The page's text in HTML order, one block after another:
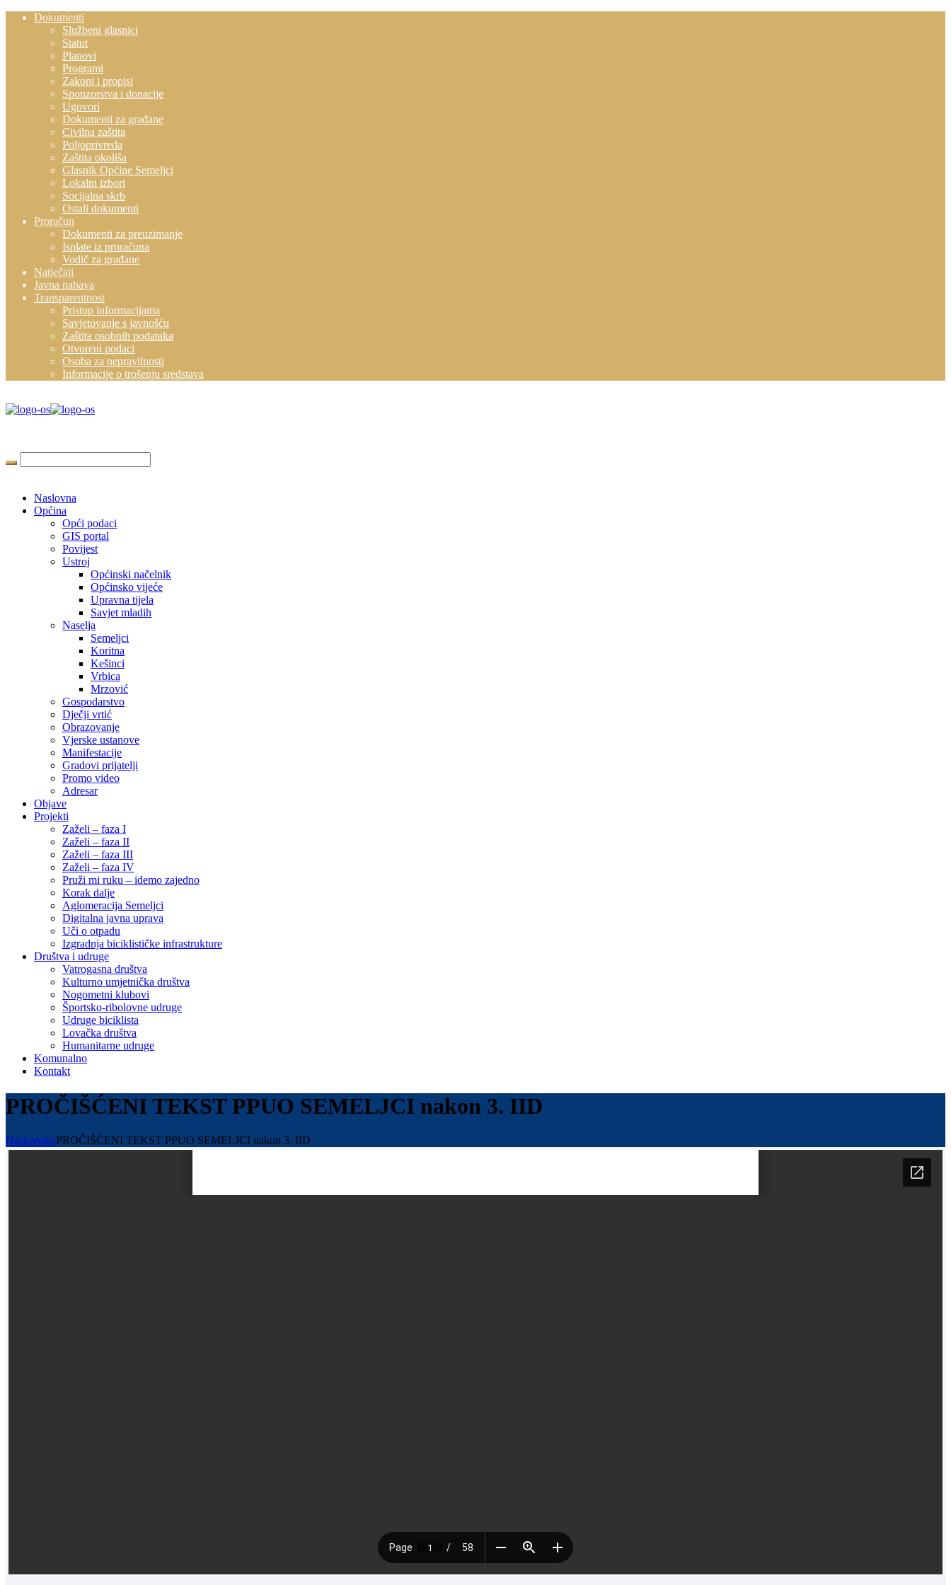
Dokumenti
Službeni glasnici
Statut
Planovi
Programi
Zakoni i propisi
Sponzorstva i donacije
Ugovori
Dokumenti za građane
Civilna zaštita
Poljoprivreda
Zaštita okoliša
Glasnik Općine Semeljci
Lokalni izbori
Socijalna skrb
Ostali dokumenti
Proračun
Dokumenti za preuzimanje
Isplate iz proračuna
Vodič za građane
Natječaji
Javna nabava
Transparentnost
Pristup informacijama
Savjetovanje s javnošću
Zaštita osobnih podataka
Otvoreni podaci
Osoba za nepravilnosti
Informacije o trošenju sredstava
Naslovna
Općina
Opći podaci
GIS portal
Povijest
Ustroj
Općinski načelnik
Općinsko vijeće
Upravna tijela
Savjet mladih
Naselja
Semeljci
Koritna
Kešinci
Vrbica
Mrzović
Gospodarstvo
Dječji vrtić
Obrazovanje
Vjerske ustanove
Manifestacije
Gradovi prijatelji
Promo video
Adresar
Objave
Projekti
Zaželi – faza I
Zaželi – faza II
Zaželi – faza III
Zaželi – faza IV
Pruži mi ruku – idemo zajedno
Korak dalje
Aglomeracija Semeljci
Digitalna javna uprava
Uči o otpadu
Izgradnja biciklističke infrastrukture
Društva i udruge
Vatrogasna društva
Kulturno umjetnička društva
Nogometni klubovi
Športsko-ribolovne udruge
Udruge biciklista
Lovačka društva
Humanitarne udruge
Komunalno
Kontakt
PROČIŠĆENI TEKST PPUO SEMELJCI nakon 3. IID
NaslovnicaPROČIŠĆENI TEKST PPUO SEMELJCI nakon 3. IID